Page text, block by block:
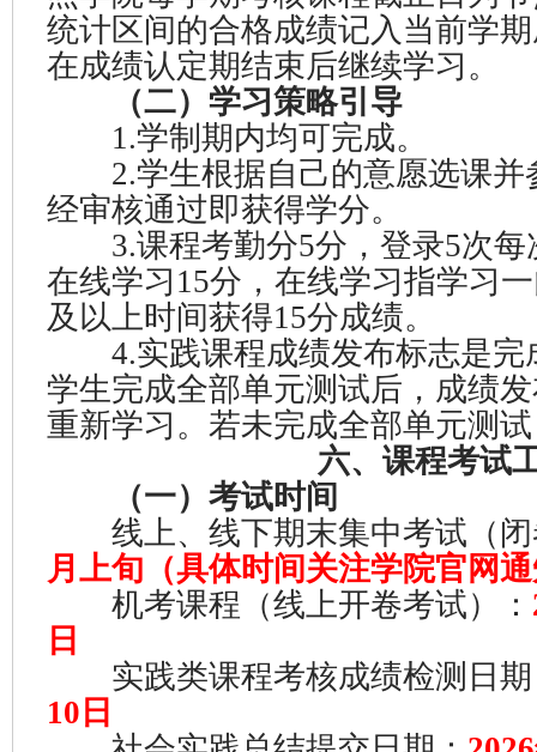
统计区间的合格成绩记入当前学
在成绩认定期结束后继续学习。
（二）学习策略引导
1.学制期内均可完成。
2.学生根据自己的意愿选课并
经审核通过即获得学分。
3.课程考勤分5分，登录5次每
在线学习15分，在线学习指学习
及以上时间获得15分成绩。
4.实践课程成绩发布标志是完
学生完成全部单元测试后，成绩
重新学习。若未完成全部单元测
六、 课程考试
（一）考试时间
线上、线下期末集中考试（闭
月上旬（具体时间关注学院官网
机考课程（线上开卷考试）：
日
实践类课程考核成绩检测日期
10日